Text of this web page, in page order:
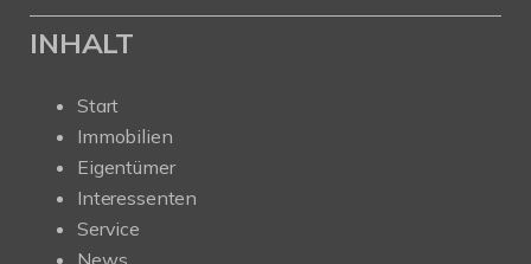
INHALT
Start
Immobilien
Eigentümer
Interessenten
Service
News